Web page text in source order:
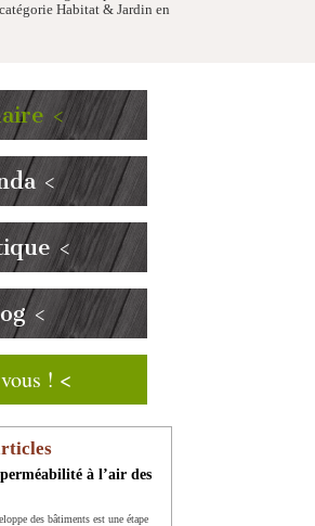
Habitat & Jardin en
<
<
<
<
! <
à l’air des
des bâtiments est une étape